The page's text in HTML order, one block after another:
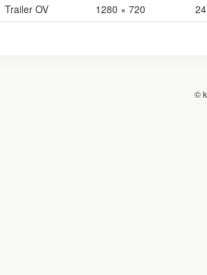
Trailer OV 1280 × 720 24
©